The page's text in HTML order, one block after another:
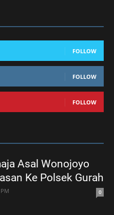
FOLLOW
FOLLOW
FOLLOW
Asal Wonojoyo
Ke Polsek Gurah
0